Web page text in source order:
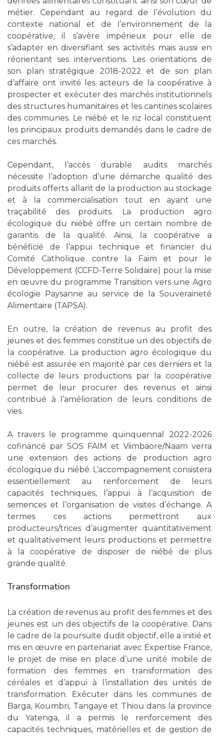
métier. Cependant au regard de l’évolution du
contexte national et de l’environnement de la
coopérative, il s’avère impérieux pour elle de
s’adapter en diversifiant ses activités mais aussi en
réorientant ses interventions. Les orientations de
son plan stratégique 2018-2022 et de son plan
d’affaire ont invité les acteurs de la coopérative à
prospecter et exécuter des marchés institutionnels
des structures humanitaires et les cantines scolaires
des communes. Le niébé et le riz local constituent
les principaux produits demandés dans le cadre de
ces marchés.
Cependant, l’accès durable audits marchés
nécessite l’adoption d’une démarche qualité des
produits offerts allant de la production au stockage
et à la commercialisation tout en ayant une
traçabilité des produits. La production agro
écologique du niébé offre un certain nombre de
garantis de la qualité. Ainsi, la coopérative a
bénéficié de l’appui technique et financier du
Comité Catholique contre la Faim et pour le
Développement (CCFD-Terre Solidaire) pour la mise
en œuvre du programme Transition vers une Agro
écologie Paysanne au service de la Souveraineté
Alimentaire (TAPSA).
En outre, la création de revenus au profit des
jeunes et des femmes constitue un des objectifs de
la coopérative. La production agro écologique du
niébé est assurée en majorité par ces derniers et la
collecte de leurs productions par la coopérative
permet de leur procurer des revenus et ainsi
contribué à l’amélioration de leurs conditions de
vies.
A travers le programme quinquennal 2022-2026
cofinancé par SOS FAIM et Viimbaore/Naam verra
une extension des actions de production agro
écologique du niébé. L’accompagnement consistera
essentiellement au renforcement de leurs
capacités techniques, l’appui à l’acquisition de
semences et l’organisation de visites d’échange. A
termes ces actions permettront aux
producteurs/trices d’augmenter quantitativement
et qualitativement leurs productions et permettre
à la coopérative de disposer de niébé de plus
grande qualité.
Transformation
La création de revenus au profit des femmes et des
jeunes est un des objectifs de la coopérative. Dans
le cadre de la poursuite dudit objectif, elle a initié et
mis en œuvre en partenariat avec Expertise France,
le projet de mise en place d’une unité mobile de
formation des femmes en transformation des
céréales et d’appui à l’installation des unités de
transformation. Exécuter dans les communes de
Barga, Koumbri, Tangaye et Thiou dans la province
du Yatenga, il a permis le renforcement des
capacités techniques, matérielles et de gestion de